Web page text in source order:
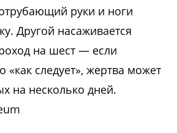
руки и ноги
Другой насаживается
на шест — если
«как следует», жертва может
на несколько дней.